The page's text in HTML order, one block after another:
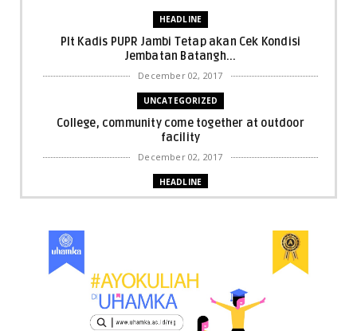
HEADLINE
Plt Kadis PUPR Jambi Tetap akan Cek Kondisi
Jembatan Batangh...
December 02, 2017
UNCATEGORIZED
College, community come together at outdoor
facility
December 02, 2017
HEADLINE
Dua Pria di Kandis Dibekuk Sat Narkoba Polres
Siak
December 02, 2017